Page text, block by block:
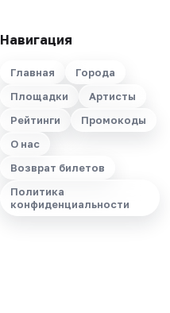
Навигация
Главная
Города
Площадки
Артисты
Рейтинги
Промокоды
О нас
Возврат билетов
Политика
конфиденциальности